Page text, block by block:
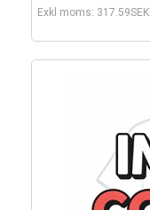
Exkl moms: 317.59SEK